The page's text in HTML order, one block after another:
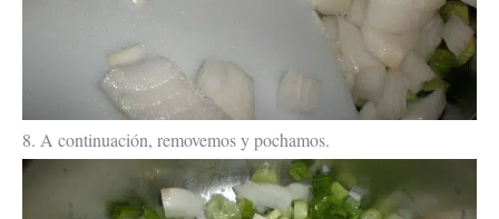
8. A continuación, removemos y pochamos.